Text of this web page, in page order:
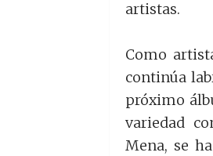
artistas.
Como
continúa
próximo
variedad
Mena, se